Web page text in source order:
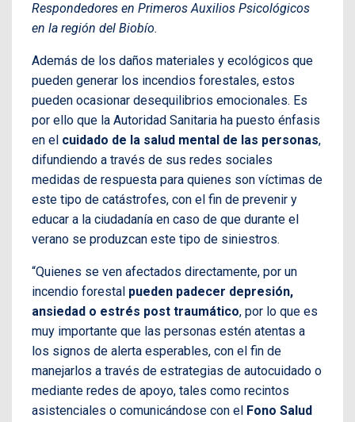
Respondedores en Primeros Auxilios Psicológicos
en la región del Biobío.
Además de los daños materiales y ecológicos que
pueden generar los incendios forestales, estos
pueden ocasionar desequilibrios emocionales. Es
por ello que la Autoridad Sanitaria ha puesto énfasis
en el cuidado de la salud mental de las personas,
difundiendo a través de sus redes sociales
medidas de respuesta para quienes son víctimas de
este tipo de catástrofes, con el fin de prevenir y
educar a la ciudadanía en caso de que durante el
verano se produzcan este tipo de siniestros.
“Quienes se ven afectados directamente, por un
incendio forestal pueden padecer depresión,
ansiedad o estrés post traumático, por lo que es
muy importante que las personas estén atentas a
los signos de alerta esperables, con el fin de
manejarlos a través de estrategias de autocuidado o
mediante redes de apoyo, tales como recintos
asistenciales o comunicándose con el Fono Salud